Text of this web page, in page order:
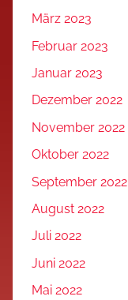
März 2023
Februar 2023
Januar 2023
Dezember 2022
November 2022
Oktober 2022
September 2022
August 2022
Juli 2022
Juni 2022
Mai 2022